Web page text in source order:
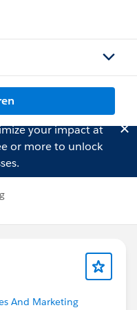
your impact at
or more to unlock
And Marketing